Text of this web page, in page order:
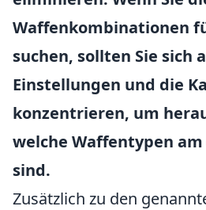
Waffenkombinationen
suchen, sollten Sie sich
Einstellungen und die
konzentrieren, um
welche Waffentypen
sind.
Zusätzlich zu den